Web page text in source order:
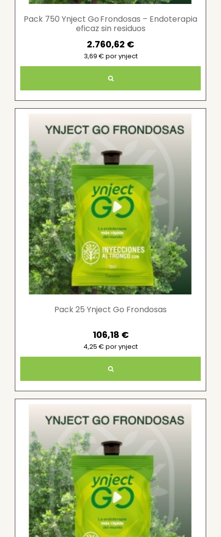
Pack 750 Ynject Go Frondosas – Endoterapia
eficaz sin residuos
2.760,62 €
3,69 € por ynject
Pack 25 Ynject Go Frondosas
106,18 €
4,25 € por ynject